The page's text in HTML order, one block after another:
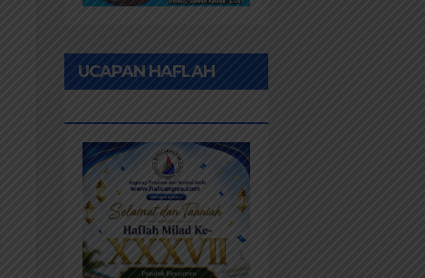
UCAPAN HAFLAH